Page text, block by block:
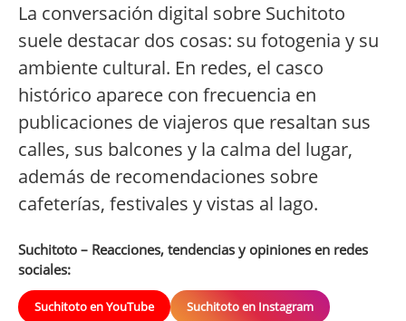
La conversación digital sobre Suchitoto
suele destacar dos cosas: su fotogenia y su
ambiente cultural. En redes, el casco
histórico aparece con frecuencia en
publicaciones de viajeros que resaltan sus
calles, sus balcones y la calma del lugar,
además de recomendaciones sobre
cafeterías, festivales y vistas al lago.
Suchitoto – Reacciones, tendencias y opiniones en redes
sociales:
Suchitoto en YouTube Suchitoto en Instagram